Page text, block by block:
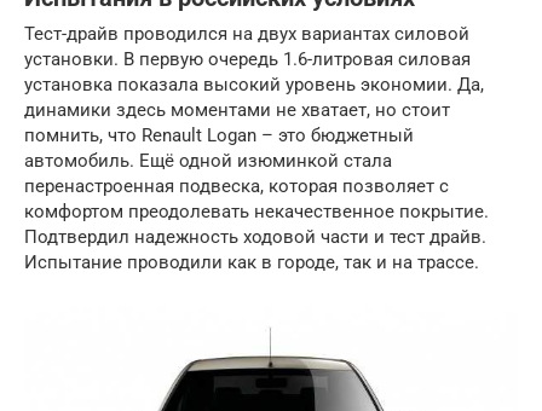
Тест-драйв проводился на двух вариантах силовой
установки. В первую очередь 1.6-литровая силовая
установка показала высокий уровень экономии. Да,
динамики здесь моментами не хватает, но стоит
помнить, что Renault Logan – это бюджетный
автомобиль. Ещё одной изюминкой стала
перенастроенная подвеска, которая позволяет с
комфортом преодолевать некачественное покрытие.
Подтвердил надежность ходовой части и тест драйв.
Испытание проводили как в городе, так и на трассе.